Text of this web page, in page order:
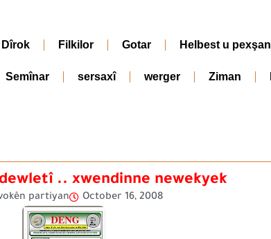
Dîrok Filkilor Gotar Helbest u pexşan
Semînar sersaxî werger Ziman
.. xwendinne newekyek
partiyan October 16, 2008